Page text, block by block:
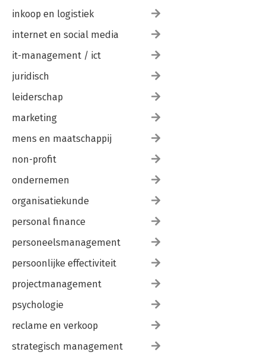
inkoop en logistiek
internet en social media
it-management / ict
juridisch
leiderschap
marketing
mens en maatschappij
non-profit
ondernemen
organisatiekunde
personal finance
personeelsmanagement
persoonlijke effectiviteit
projectmanagement
psychologie
reclame en verkoop
strategisch management